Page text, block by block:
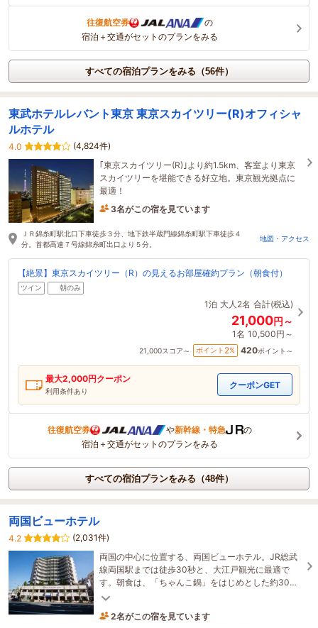
往復航空券
の
宿泊＋交通がセットのプランをみる
すべての宿泊プランをみる（56件）
東武ホテルレバント東京 東京スカイツリー(R)オフィシャ
ルホテル
4.0
(4,824件)
｢東京スカイツリー(R)｣より約1.5km、客室より東京
スカイツリーを堪能できる好立地。東京観光拠点に
最適！
3名がこの宿を見ています
29分前に予約されました
ＪＲ錦糸町駅北口下車徒歩３分、地下鉄半蔵門線錦糸町駅下車徒歩４
分。首都高速７号線錦糸町出口より５分。
地図・アクセス
【絶景】東京スカイツリー（R）の見えるお部屋確約プラン（朝食付）
ツイン 朝のみ
1泊 大人2名 合計(税込)
21,000円～
1名 10,500円～
21,000スコア～ ポイント 2% 420ポイント～
最大2,000円クーポン
利用条件あり
クーポンGET
往復航空券 や新幹線・特急
の
宿泊＋交通がセットのプランをみる
すべての宿泊プランをみる（48件）
両国ビューホテル
4.2
(2,031件)
両国の中心に位置する、両国ビューホテル。JR総武
線両国駅までは徒歩30秒と、大江戸観光に最適で
す。朝食は、「ちゃんこ鍋」をはじめとした約30種
類の和洋食をブッフェ形式でお楽しみいただけま
2時間前に予約されました